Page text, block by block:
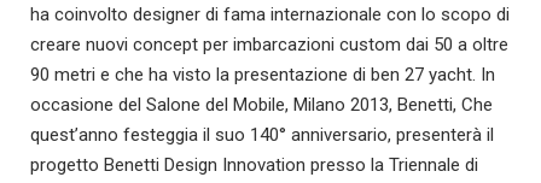
ha coinvolto designer di fama internazionale con lo scopo di
creare nuovi concept per imbarcazioni custom dai 50 a oltre
90 metri e che ha visto la presentazione di ben 27 yacht. In
occasione del Salone del Mobile, Milano 2013, Benetti, Che
quest’anno festeggia il suo 140° anniversario, presenterà il
progetto Benetti Design Innovation presso la Triennale di